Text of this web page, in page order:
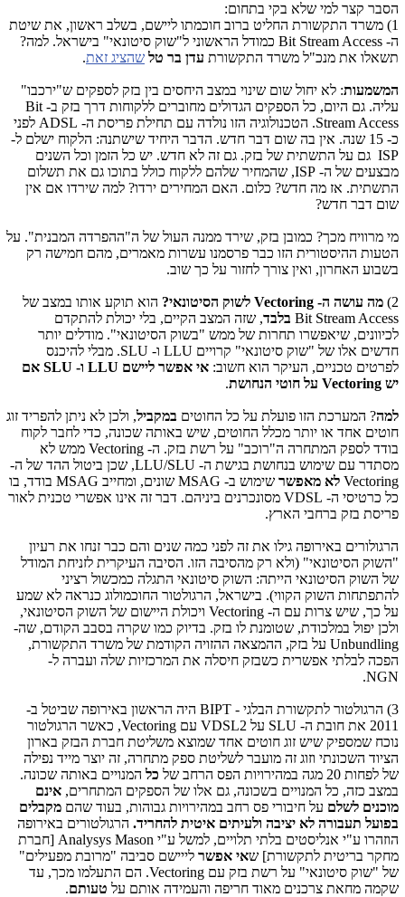
הסבר קצר למי שלא בקי בתחום:
1) משרד התקשורת החליט ברוב חוכמתו ליישם, בשלב ראשון, את שיטת
ה- Bit Stream Access כמודל הראשוני ל"שוק סיטונאי" בישראל. למה?
תשאלו את מנכ"ל משרד התקשורת עדן בר טל שהציג זאת.
המשמעות: לא יחול שום שינוי במצב היחסים בין בזק לספקים ש"ירכבו"
עליה. גם היום, כל הספקים הגדולים מחוברים ללקוחות דרך בזק ב- Bit
Stream Access. הטכנולוגיה הזו נולדה עם תחילת פריסת ה- ADSL לפני
כ- 15 שנה. אין בה שום דבר חדש. הדבר היחיד שישתנה: הלקוח ישלם ל-
ISP גם על התשתית של בזק. גם זה לא חדש. יש כל הזמן וכל השנים
מבצעים של ה- ISP, שהמחיר שלהם ללקוח כולל בתוכו גם את תשלום
התשתית. אז מה חדש? כלום. האם המחירים ירדו? למה שירדו אם אין
שום דבר חדש?
מי מרוויח מכך? כמובן בזק, שירד ממנה העול של ה"ההפרדה המבנית". על
הטעות ההיסטורית הזו כבר פרסמנו עשרות מאמרים, מהם חמישה רק
בשבוע האחרון, ואין צורך לחזור על כך שוב.
2) מה עושה ה- Vectoring לשוק הסיטונאי?
הוא תוקע אותו במצב של
Bit Stream Access בלבד, שזה המצב הקיים, בלי יכולת להתקדם
לכיוונים, שיאפשרו תחרות של ממש "בשוק הסיטונאי". מודלים יותר
חדשים אלו של "שוק סיטונאי" קרויים LLU ו- SLU. מבלי להיכנס
לפרטים טכניים, העיקר הוא חשוב:
אי אפשר ליישם LLU ו- SLU אם
יש Vectoring על חוטי הנחושת
.
למה? המערכת הזו פועלת על כל החוטים במקביל, ולכן לא ניתן להפריד זוג
חוטים אחד או יותר מכלל החוטים, שיש באותה שכונה, כדי לחבר לקוח
בודד לספק המתחרה ה"רוכב" על רשת בזק. ה- Vectoring ממש לא
מסתדר עם שימוש בנחושת בגישת ה- LLU/SLU, שכן ביטול ההד של ה-
Vectoring לא מאפשר שימוש ב- MSAG שונים, ומחייב MSAG בודד, בו
כל כרטיסי ה- VDSL מסונכרנים ביניהם. דבר זה אינו אפשרי טכנית לאור
פריסת בזק ברחבי הארץ.
הרגולורים באירופה גילו את זה לפני כמה שנים והם כבר זנחו את רעיון
"השוק הסיטונאי" (ולא רק מהסיבה הזו. הסיבה העיקרית לזניחת המודל
של השוק הסיטונאי הייתה: השוק סיטונאי התגלה כמכשול רציני
להתפתחות השוק הקווי). בישראל, הרגולטור החוכמולוג כנראה לא שמע
על כך, שיש צרות עם ה- Vectoring ויכולת היישום של השוק הסיטונאי,
ולכן יפול במלכודת, שטומנת לו בזק. בדיוק כמו שקרה בסבב הקודם, שה-
Unbundling על בזק, ההמצאה ההזויה הקודמת של משרד התקשורת,
הפכה לבלתי אפשרית כשבזק חיסלה את המרכזיות שלה ועברה ל-
NGN.
3) הרגולטור לתקשורת הבלגי - BIPT היה הראשון באירופה שביטל ב-
2011 את חובת ה- SLU על VDSL2 עם Vectoring, כאשר הרגולטור
נוכח שמספיק שיש זוג חוטים אחד שמוצא משליטת חברת הבזק בארון
הציוד השכונתי וזוג זה מועבר לשליטת ספק מתחרה, זה יוצר מייד נפילה
של לפחות 20 מגה במהירויות הפס הרחב של
כל המנויים באותה שכונה.
במצב כזה, כל המנויים בשכונה, גם אלו של הספקים המתחרים, אינם
מוכנים לשלם על חיבורי פס רחב במהירויות גבוהות, בעוד שהם מקבלים
בפועל תעבורה לא יציבה ולעיתים איטית להחריד. הרגולטורים באירופה
הוזהרו ע"י אנליסטים בלתי תלויים, למשל ע"י Analysys Mason [חברת
מחקר בריטית לתקשורת] שאי אפשר לייישם סביבה "מרובת מפעילים"
של "שוק סיטונאי" על רשת בזק עם Vectoring. הם התעלמו מכך, עד
שקמה מחאת צרכנים מאוד חריפה והעמידה אותם על טעותם.